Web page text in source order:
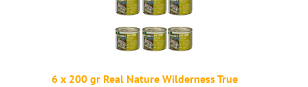
6 x 200 gr Real Nature Wilderness True